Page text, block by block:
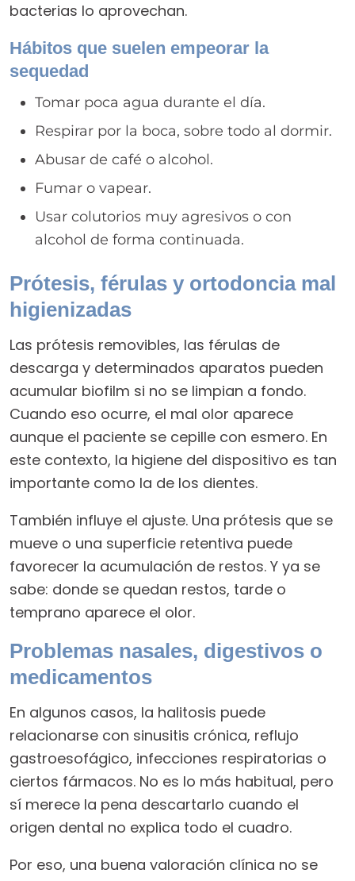
bacterias lo aprovechan.
Hábitos que suelen empeorar la
sequedad
Tomar poca agua durante el día.
Respirar por la boca, sobre todo al dormir.
Abusar de café o alcohol.
Fumar o vapear.
Usar colutorios muy agresivos o con
alcohol de forma continuada.
Prótesis, férulas y ortodoncia mal
higienizadas
Las prótesis removibles, las férulas de
descarga y determinados aparatos pueden
acumular biofilm si no se limpian a fondo.
Cuando eso ocurre, el mal olor aparece
aunque el paciente se cepille con esmero. En
este contexto, la higiene del dispositivo es tan
importante como la de los dientes.
También influye el ajuste. Una prótesis que se
mueve o una superficie retentiva puede
favorecer la acumulación de restos. Y ya se
sabe: donde se quedan restos, tarde o
temprano aparece el olor.
Problemas nasales, digestivos o
medicamentos
En algunos casos, la halitosis puede
relacionarse con sinusitis crónica, reflujo
gastroesofágico, infecciones respiratorias o
ciertos fármacos. No es lo más habitual, pero
sí merece la pena descartarlo cuando el
origen dental no explica todo el cuadro.
Por eso, una buena valoración clínica no se